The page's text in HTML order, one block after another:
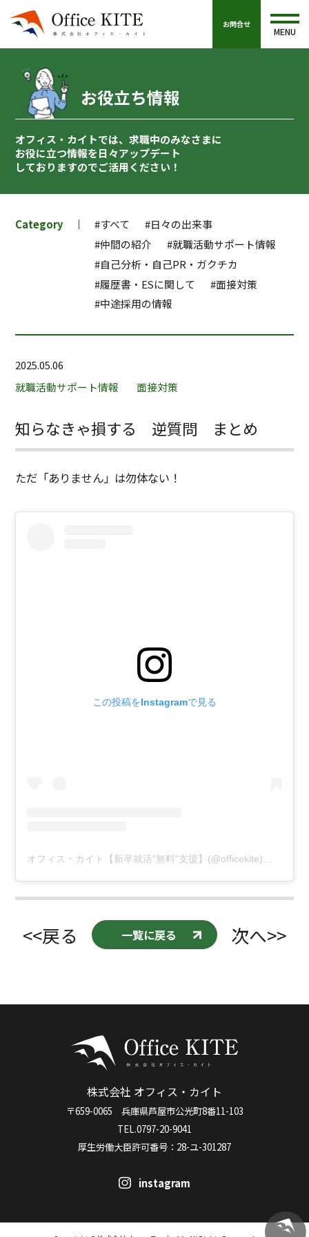
お問合せ
MENU
お役立ち情報
オフィス・カイトでは、求職中のみなさまに
お役に立つ情報を日々アップデート
しておりますのでご活用ください！
Category #すべて
#日々の出来事
#仲間の紹介
#就職活動サポート情報
#自己分析・自己PR・ガクチカ
#履歴書・ESに関して
#面接対策
#中途採用の情報
2025.05.06
就職活動サポート情報
面接対策
知らなきゃ損する 逆質問 まとめ
ただ「ありません」は勿体ない！
この投稿をInstagramで見る
オフィス・カイト【新卒就活"無料"支援】(@officekite)がシェアした投稿
<<戻る 一覧に戻る 次へ>>
株式会社 オフィス・カイト
〒659-0065 兵庫県芦屋市公光町8番11-103
TEL.0797-20-9041
厚生労働大臣許可番号：28-ユ-301287
instagram